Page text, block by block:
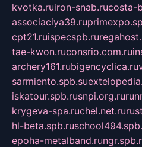
kvotka.ruiron-snab.rucosta-
associaciya39.ru
cpt21.ruispecspb.ru
tae-kwon.ruconsrio.com.ru
archery161.rubigencyclica.ru
sarmiento.spb.su
iskatour.spb.rusnpi.org.ru
krygeva-spa.ruchel.net.ru
hl-beta.spb.ru
epoha-metalband.ru